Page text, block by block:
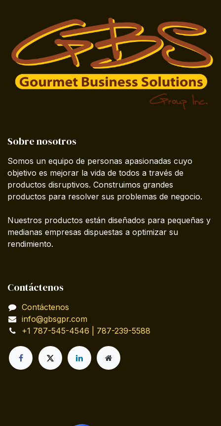
Sobre nosotros
Somos un equipo de personas apasionadas cuyo
objetivo es mejorar la vida de todos a través de
productos disruptivos. Construimos grandes
productos para resolver sus problemas de negocio.
Nuestros productos están diseñados para pequeñas y
medianas empresas dispuestas a optimizar su
rendimiento.
Contáctenos
Contáctenos
info@gbsgpr.com
+1 787-545-4546 | 787-239-5588